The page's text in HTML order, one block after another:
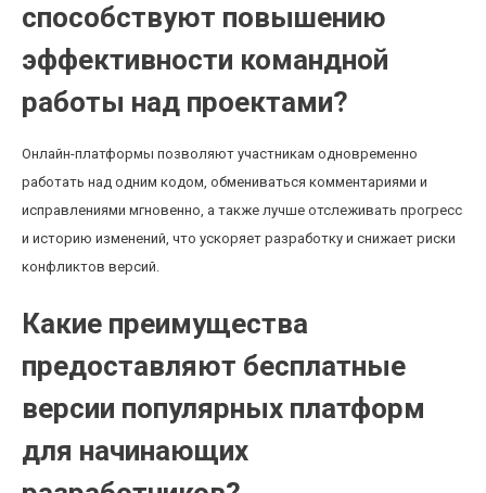
способствуют повышению
эффективности командной
работы над проектами?
Онлайн-платформы позволяют участникам одновременно
работать над одним кодом, обмениваться комментариями и
исправлениями мгновенно, а также лучше отслеживать прогресс
и историю изменений, что ускоряет разработку и снижает риски
конфликтов версий.
Какие преимущества
предоставляют бесплатные
версии популярных платформ
для начинающих